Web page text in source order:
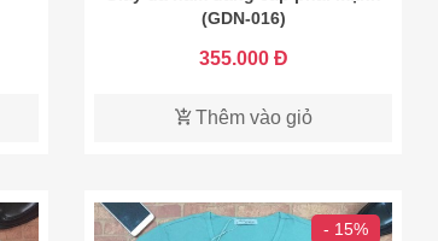
(GDN-016)
355.000 Đ
Thêm vào giỏ
- 15%